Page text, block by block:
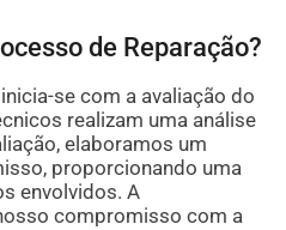
de Reparação?
se com a avaliação do
realizam uma análise
elaboramos um
proporcionando uma
envolvidos. A
compromisso com a